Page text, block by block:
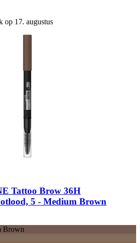
op 17. augustus
Tattoo Brow 36H
5 -​ Medium Brown
Brown